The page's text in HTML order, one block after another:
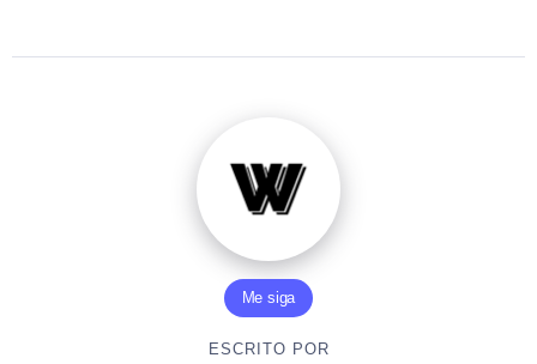
Me siga
ESCRITO POR